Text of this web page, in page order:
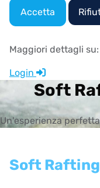
Accetta
Maggiori dettagli su:
Login
Soft
Un'esperienza
Soft Rafting